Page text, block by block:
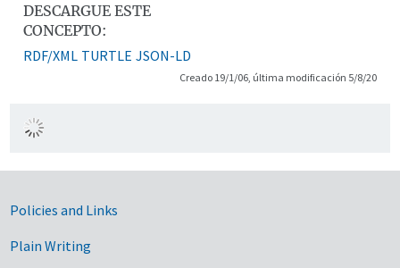
DESCARGUE ESTE
CONCEPTO:
RDF/XML TURTLE JSON-LD
Creado 19/1/06, última modificación 5/8/20
Government Links
Policies and Links
Plain Writing